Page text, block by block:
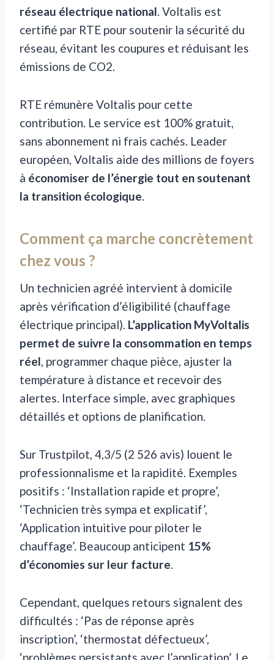
réseau électrique national. Voltalis est
certifié par RTE pour soutenir la sécurité du
réseau, évitant les coupures et réduisant les
émissions de CO2.
RTE rémunère Voltalis pour cette
contribution. Le service est 100% gratuit,
sans abonnement ni frais cachés. Leader
européen, Voltalis aide des millions de foyers
à économiser de l’énergie tout en soutenant
la transition écologique.
Comment ça marche concrètement
chez vous ?
Un technicien agréé intervient à domicile
après vérification d’éligibilité (chauffage
électrique principal). L’application MyVoltalis
permet de suivre la consommation en temps
réel, programmer chaque pièce, ajuster la
température à distance et recevoir des
alertes. Interface simple, avec graphiques
détaillés et options de planification.
Sur Trustpilot, 4,3/5 (2 526 avis) louent le
professionnalisme et la rapidité. Exemples
positifs : ‘Installation rapide et propre’,
‘Technicien très sympa et explicatif’,
‘Application intuitive pour piloter le
chauffage’. Beaucoup anticipent 15%
d’économies sur leur facture.
Cependant, quelques retours signalent des
difficultés : ‘Pas de réponse après
inscription’, ‘thermostat défectueux’,
‘problèmes persistants avec l’application’. Le